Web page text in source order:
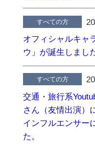
すべての方
オフィシャルキャ
ウ」が誕生しまし
すべての方
交通・旅行系
さん（友情出演）
インフルエンサー
た。